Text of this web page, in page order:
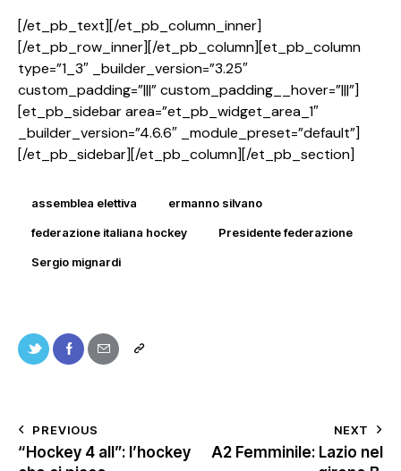
[/et_pb_text][/et_pb_column_inner]
[/et_pb_row_inner][/et_pb_column][et_pb_column
type=”1_3″ _builder_version=”3.25″
custom_padding=”|||” custom_padding__hover=”|||”]
[et_pb_sidebar area=”et_pb_widget_area_1″
_builder_version=”4.6.6″ _module_preset=”default”]
[/et_pb_sidebar][/et_pb_column][/et_pb_section]
assemblea elettiva ermanno silvano
federazione italiana hockey Presidente federazione
Sergio mignardi
PREVIOUS
“Hockey 4 all”: l’hockey
NEXT
A2 Femminile: Lazio nel